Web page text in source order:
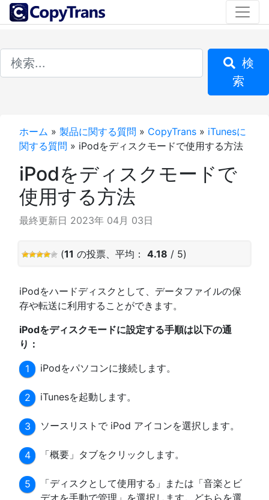
検
索
ホーム » 製品に関する質問 » CopyTrans » iTunesに
関する質問 » iPodをディスクモードで使用する方法
iPodをディスクモードで
使用する方法
最終更新日 2023年 04月 03日
(11 の投票、平均： 4.18 / 5)
iPodをハードディスクとして、データファイルの保
存や転送に利用することができます。
iPodをディスクモードに設定する手順は以下の通
り：
iPodをパソコンに接続します。
iTunesを起動します。
ソースリストで iPod アイコンを選択します。
「概要」タブをクリックします。
「ディスクとして使用する」または「音楽とビ